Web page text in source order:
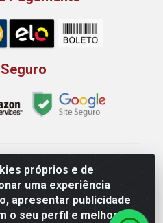
próprios e de
uma experiência
apresentar publicidade
o seu perfil e melhorar a
Alimentos LTDA - Rodovia
00 LT 16 - Bairro Jardim
- CEP 75.045-190 - CNPJ
0002-40